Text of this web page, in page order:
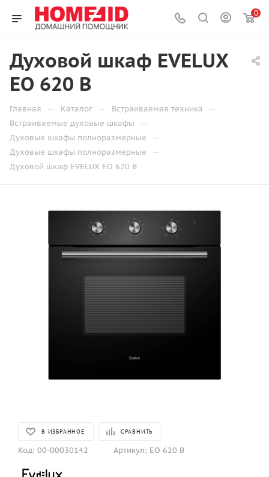
0
Духовой шкаф EVELUX
EO 620 B
Главная — Каталог — Встраиваемая техника —
Встраиваемые духовые шкафы —
Духовые шкафы полноразмерные —
Духовые шкафы полноразмерные —
Духовой шкаф EVELUX EO 620 B
В ИЗБРАННОЕ СРАВНИТЬ
Код: 00-00030142 Артикул: EO 620 B